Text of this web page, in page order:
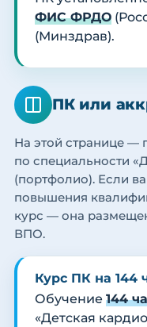
ФИС ФРДО
(Минздрав).
ПК или
На этой странице —
по специальности
(портфолио). Если
повышения
курс — она
ВПО.
Курс ПК на 144
Обучение 144
«Детская